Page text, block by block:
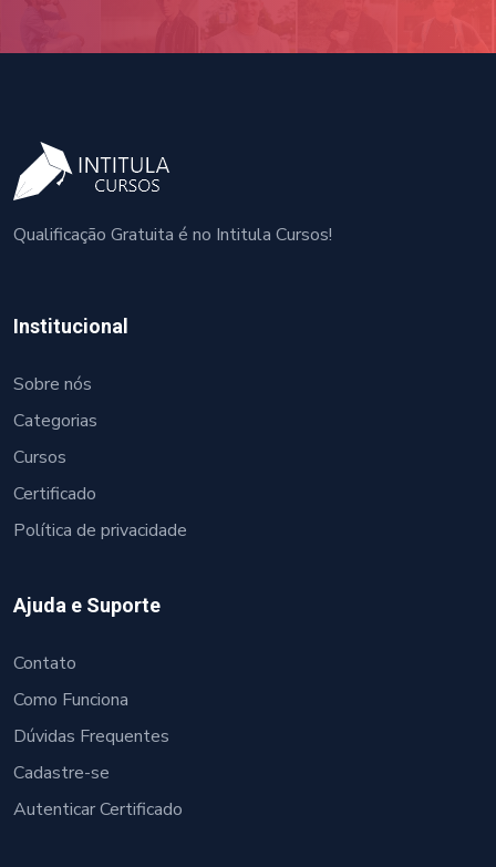
Qualificação Gratuita é no Intitula Cursos!
Institucional
Sobre nós
Categorias
Cursos
Certificado
Política de privacidade
Ajuda e Suporte
Contato
Como Funciona
Dúvidas Frequentes
Cadastre-se
Autenticar Certificado